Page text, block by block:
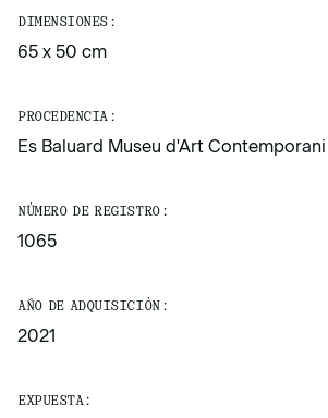
DIMENSIONES:
65 x 50 cm
PROCEDENCIA:
Es Baluard Museu d'Art
NÚMERO DE REGISTRO:
1065
AÑO DE ADQUISICIÓN:
2021
EXPUESTA: